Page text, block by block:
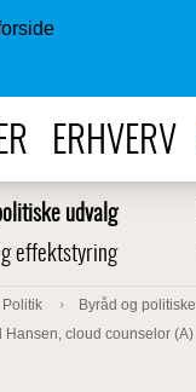
ERHVERV
udvalg
effektstyring
Politik Byråd og
Hansen, cloud counselor (A)